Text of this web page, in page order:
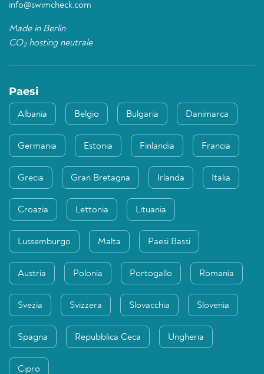
info@swimcheck.com
Made in Berlin
CO2hosting neutrale
Paesi
Albania Belgio Bulgaria Danimarca
Germania Estonia Finlandia Francia
Grecia Gran Bretagna Irlanda Italia
Croazia Lettonia Lituania
Lussemburgo Malta Paesi Bassi
Austria Polonia Portogallo Romania
Svezia Svizzera Slovacchia Slovenia
Spagna Repubblica Ceca Ungheria
Cipro